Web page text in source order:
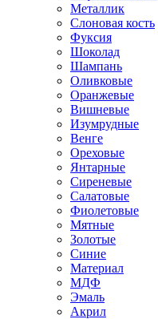
Металлик
Слоновая кость
Фуксия
Шоколад
Шампань
Оливковые
Оранжевые
Вишневые
Изумрудные
Венге
Ореховые
Янтарные
Сиреневые
Салатовые
Фиолетовые
Мятные
Золотые
Синие
Материал
МДФ
Эмаль
Акрил